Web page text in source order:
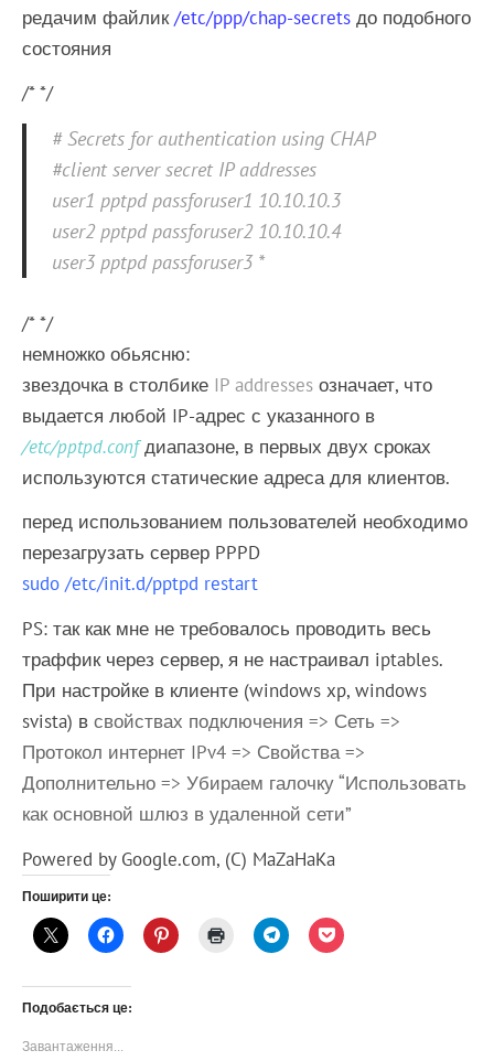
редачим файлик/etc/ppp/chap-secrets до подобного
состояния
/* */
# Secrets for authentication using CHAP
#client server secret IP addresses
user1 pptpd passforuser1 10.10.10.3
user2 pptpd passforuser2 10.10.10.4
user3 pptpd passforuser3 *
/* */
немножко обьясню:
звездочка в столбике IP addressesозначает, что
выдается любой IP-адрес с указанного в
/etc/pptpd.confдиапазоне, в первых двух сроках
используются статические адреса для клиентов.
перед использованием пользователей необходимо
перезагрузать сервер PPPD
sudo /etc/init.d/pptpd restart
PS: так как мне не требовалось проводить весь
траффик через сервер, я не настраивал iptables.
При настройке в клиенте (windows xp, windows
svista) всвойствах подключения => Сеть =>
Протокол интернет IPv4 => Свойства =>
Дополнительно => Убираем галочку “Использовать
как основной шлюз в удаленной сети”
Powered by Google.com, (C) MaZaHaKa
Поширити це:
Подобається це:
Завантаження…